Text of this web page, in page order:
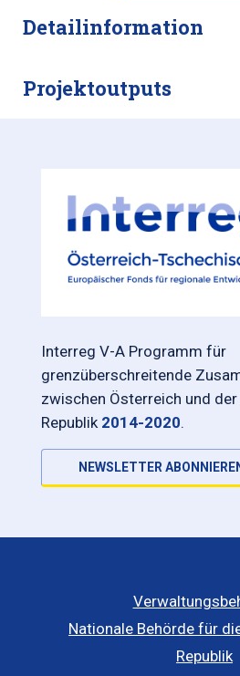
Detailinformation
Projektoutputs
Interreg V-A Programm für
grenzüberschreitende
zwischen Österreich und
Republik 2014-2020.
NEWSLETTER
Nationale Behörde für
Republik